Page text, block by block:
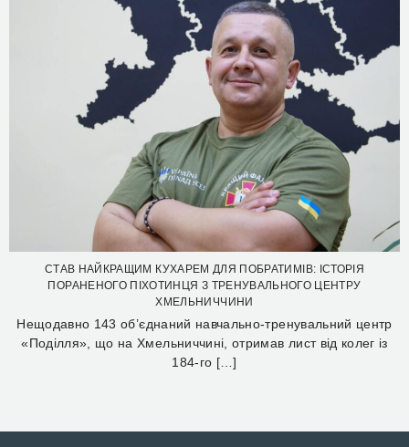
СТАВ НАЙКРАЩИМ КУХАРЕМ ДЛЯ ПОБРАТИМІВ: ІСТОРІЯ
ПОРАНЕНОГО ПІХОТИНЦЯ З ТРЕНУВАЛЬНОГО ЦЕНТРУ
ХМЕЛЬНИЧЧИНИ
Нещодавно 143 об’єднаний навчально-тренувальний центр
«Поділля», що на Хмельниччині, отримав лист від колег із
184-го […]